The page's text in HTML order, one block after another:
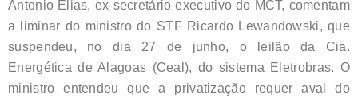
Antonio Elias, ex-secretário executivo do MCT, comentam
a liminar do ministro do STF Ricardo Lewandowski, que
suspendeu, no dia 27 de junho, o leilão da Cia.
Energética de Alagoas (Ceal), do sistema Eletrobras. O
ministro entendeu que a privatização requer aval do